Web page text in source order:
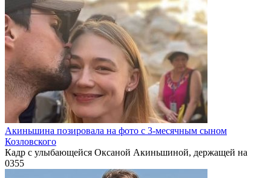
Акиньшина позировала на фото с 3-месячным сыном
Козловского
Кадр с улыбающейся Оксаной Акиньшиной, держащей на
0355